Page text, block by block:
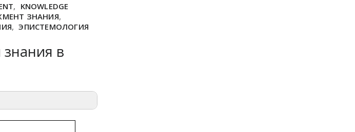
, KNOWLEDGE
ЗНАНИЯ,
, ЭПИСТЕМОЛОГИЯ
в